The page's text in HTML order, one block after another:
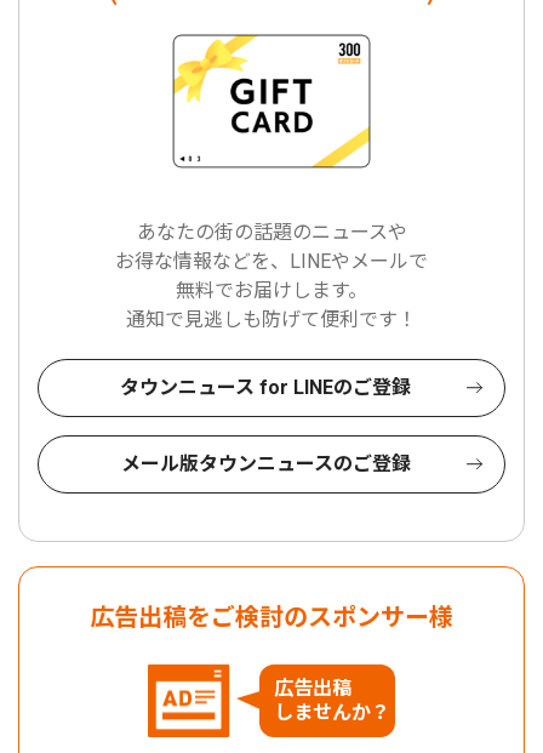
あなたの街の話題のニュースや
お得な情報などを、LINEやメールで
無料でお届けします。
通知で見逃しも防げて便利です！
タウンニュース for LINEのご登録
メール版タウンニュースのご登録
広告出稿をご検討のスポンサー様
広告出稿
しませんか？